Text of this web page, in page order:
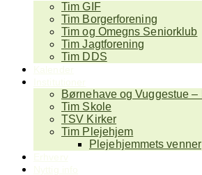
Tim GIF
Tim Borgerforening
Tim og Omegns Seniorklub
Tim Jagtforening
Tim DDS
Børnehave og Vuggestue –
Tim Skole
TSV Kirker
Tim Plejehjem
Plejehjemmets venner